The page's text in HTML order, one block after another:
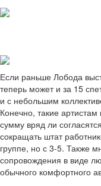
Если раньше Лобода
теперь может и за 15
и с небольшим
Конечно, такие
сумму вряд ли
сокращать штат
группе, но с 3-5. Также
сопровождения в виде
обычного комфортного